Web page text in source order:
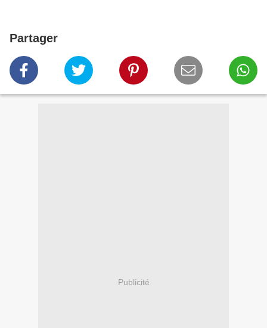
Partager
Publicité